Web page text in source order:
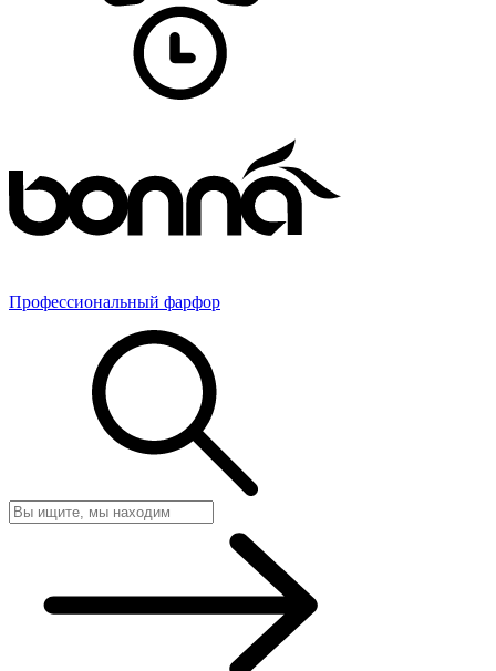
Профессиональный фарфор